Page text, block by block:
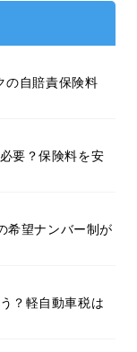
の自賠責保険料
要？保険料を安
希望ナンバー制が
？軽自動車税は